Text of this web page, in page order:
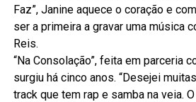
Faz”, Janine aquece o coração e
ser a primeira a gravar uma música
Reis.
“Na Consolação”, feita em parceria
surgiu há cinco anos. “Desejei
track que tem rap e samba na veia.